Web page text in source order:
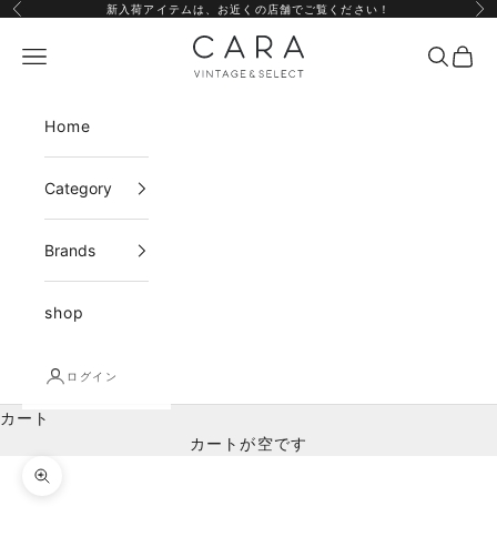
コンテンツへスキップ
前へ 新入荷アイテムは、 お近くの店舗でご覧ください！ 次
CARA vintage&select
メニュー 検索カー
Home
Category
Brands
shop
ログイン
カート
カートが空です
ズームイン